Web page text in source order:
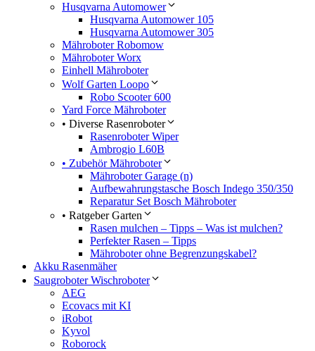
Husqvarna Automower
Husqvarna Automower 105
Husqvarna Automower 305
Mähroboter Robomow
Mähroboter Worx
Einhell Mähroboter
Wolf Garten Loopo
Robo Scooter 600
Yard Force Mähroboter
• Diverse Rasenroboter
Rasenroboter Wiper
Ambrogio L60B
• Zubehör Mähroboter
Mähroboter Garage (n)
Aufbewahrungstasche Bosch Indego 350/350
Reparatur Set Bosch Mähroboter
• Ratgeber Garten
Rasen mulchen – Tipps – Was ist mulchen?
Perfekter Rasen – Tipps
Mähroboter ohne Begrenzungskabel?
Akku Rasenmäher
Saugroboter Wischroboter
AEG
Ecovacs mit KI
iRobot
Kyvol
Roborock